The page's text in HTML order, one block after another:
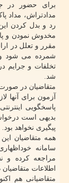
برای حضور در
مدادتراش، مداد
رد و بدل کردن
مخدوش نمودن و
مقرر و تعلل در
شمرده می شود و
تخلفات و جرایم
شد.
متقاضیان در
پاسخگویی
بدیهی است
پیگیری نخواهد بود.
مراجعه کرده و
اطلاعات
متقاضیانی هم